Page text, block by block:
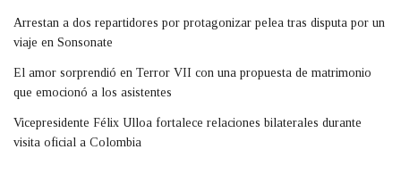
Arrestan a dos repartidores por protagonizar pelea tras disputa por un
viaje en Sonsonate
El amor sorprendió en Terror VII con una propuesta de matrimonio
que emocionó a los asistentes
Vicepresidente Félix Ulloa fortalece relaciones bilaterales durante
visita oficial a Colombia